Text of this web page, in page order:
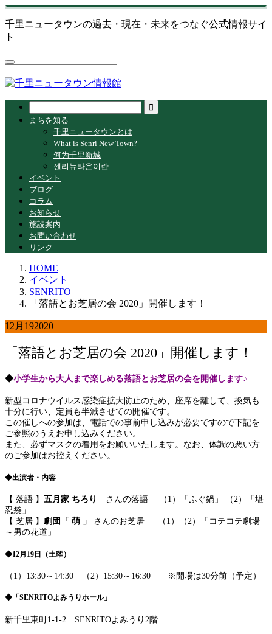
千里ニュータウンの過去・現在・未来をつなぐ公式情報サイ
ト
まちを知る
千里ニュータウンとは
What is Senri New Town?
何为千里新城
센리뉴타운이란
イベント
ブログ
コラム
お知らせ
施設案内
お問い合わせ
リンク
HOME
イベント
SENRITO
「落語とお芝居の会 2020」開催します！
12月 192020
「落語とお芝居の会 2020」開催します！
◆小学生から大人まで楽しめる落語とお芝居の会を開催します♪
新型コロナウイルス感染症拡大防止のため、座席を離して、換気も
十分に行い、定員も半減させての開催です。
この催しへの参加は、電話での事前申し込みが必要ですので下記を
ご参照のうえお申し込みください。
また、必ずマスクの着用をお願いいたします。なお、体調の悪い方
のご参加はお控えください。
◆出演者・内容
【 落語 】 五月家 ちろり さんの落語 （1）「ふぐ鍋」 （2）「堪
忍袋」
【 芝居 】 劇団「 萌 」
さんのお芝居 （1）（2）「コテコテ劇場
～男の花道」
◆12月19日（土曜）
（1）13:30～14:30 （2）15:30～16:30 ※開場は30分前（予定）
◆「SENRITOよみうりホール」
新千里東町1-1-2 SENRITOよみうり2階